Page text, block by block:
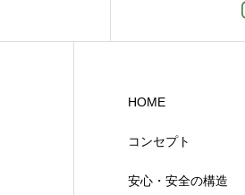
HOME
コンセプト
安心・安全の構造